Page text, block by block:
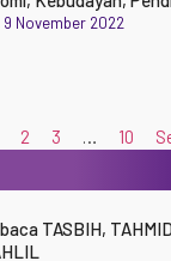
9 November 2022
2 3 … 10
TASBIH,